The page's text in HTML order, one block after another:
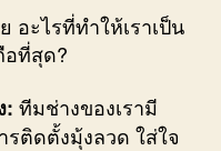
ะไรที่ทำให้เราเป็น
อที่สุด?
: ทีมช่างของเรามี
ติดตั้งมุ้งลวด ใส่ใจ